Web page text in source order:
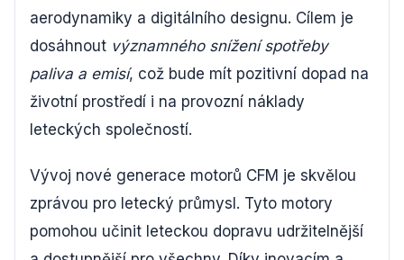
aerodynamiky a digitálního designu. Cílem je
dosáhnout významného snížení spotřeby
paliva a emisí, což bude mít pozitivní dopad na
životní prostředí i na provozní náklady
leteckých společností.
Vývoj nové generace motorů CFM je skvělou
zprávou pro letecký průmysl. Tyto motory
pomohou učinit leteckou dopravu udržitelnější